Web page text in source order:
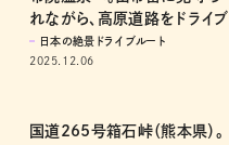
れながら、高原道路をドライブ
日本の絶景ドライブルート
2025.12.06
国道265号箱石峠（熊本県）。